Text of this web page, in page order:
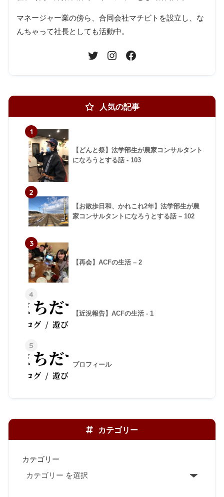
マネージャー業の傍ら、合同会社マチビトを設立し、な
んちゃって社長としても活動中。
人気の記事
1
【どんと祭】法学部生が農家コンサルタント
になろうとする話 - 103
2
【お散歩日和、かれこれ2年】法学部生が農
家コンサルタントになろうとする話 – 102
3
【再会】ACFの生活 – 2
4
【近況報告】ACFの生活 - 1
5
プロフィール
カテゴリー
カテゴリー